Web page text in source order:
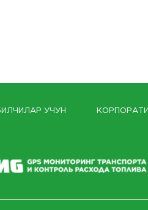
УЧУН